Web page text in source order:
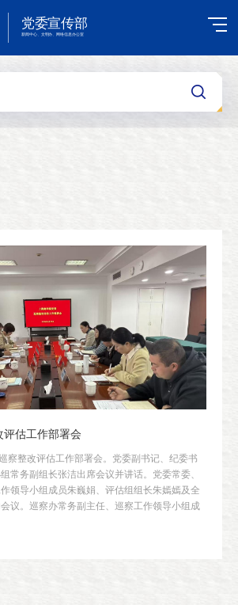
估工作部署会
察整改评估工作部署会。党委副书记、纪委书
常务副组长张洁出席会议并讲话。党委常委、
领导小组成员朱巍娟、评估组组长朱嫣嫣及全
议。巡察办常务副主任、巡察工作领导小组成